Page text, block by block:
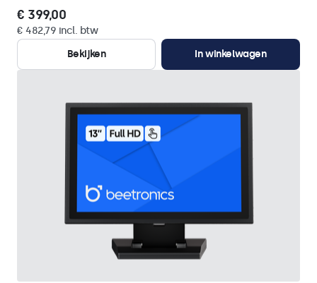
€ 399,00
€ 482,79 incl. btw
Bekijken
In winkelwagen